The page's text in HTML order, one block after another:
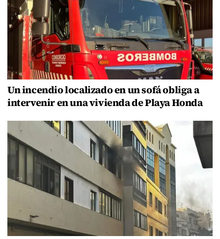
Un incendio localizado en un sofá obliga a
intervenir en una vivienda de Playa Honda